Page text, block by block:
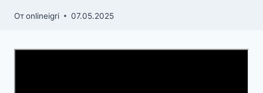
Отonlineigri 07.05.2025